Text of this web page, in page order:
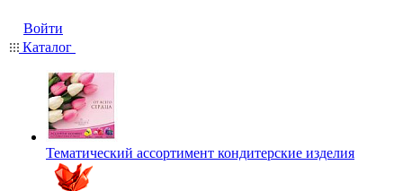
Войти
Каталог
Тематический ассортимент кондитерские изделия